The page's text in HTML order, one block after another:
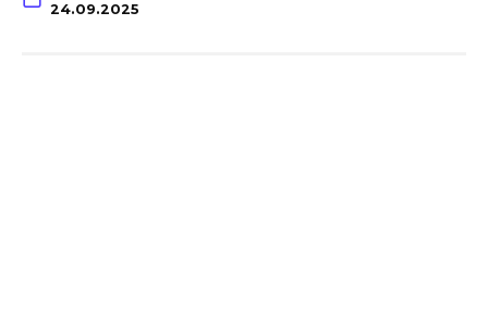
24.09.2025